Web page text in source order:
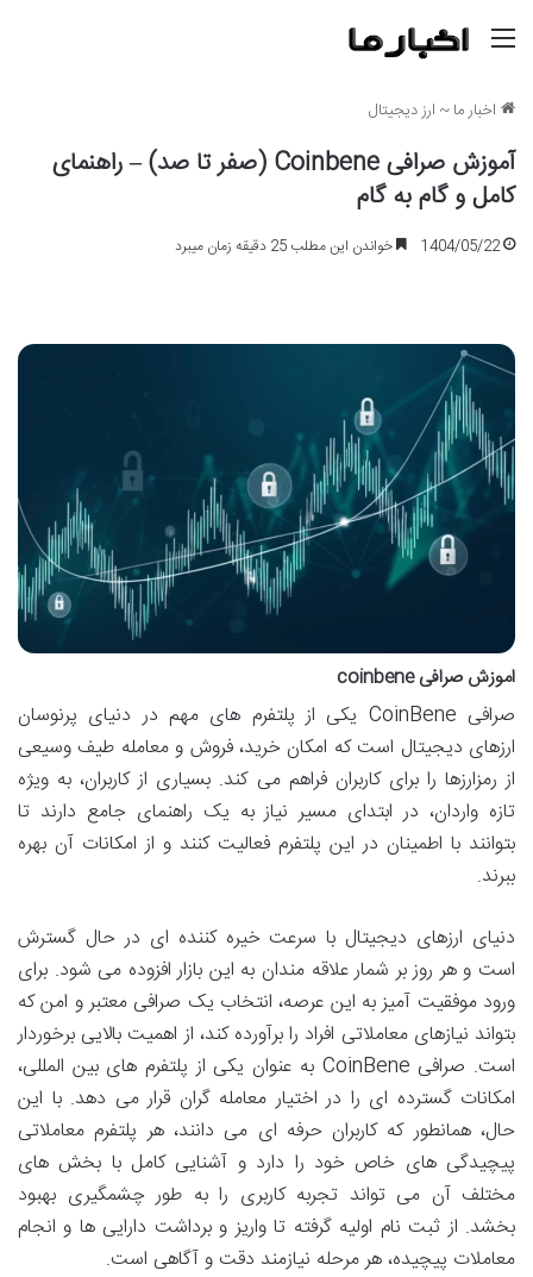
اخبار ما~ ارز دیجیتال
آموزش صرافی Coinbene (صفر تا صد) – راهنمای
کامل و گام به گام
1404/05/22 خواندن این مطلب 25 دقیقه زمان میبرد
اموزش صرافی coinbene
صرافی CoinBene یکی از پلتفرم های مهم در دنیای پرنوسان
ارزهای دیجیتال است که امکان خرید، فروش و معامله طیف وسیعی
از رمزارزها را برای کاربران فراهم می کند. بسیاری از کاربران، به ویژه
تازه واردان، در ابتدای مسیر نیاز به یک راهنمای جامع دارند تا
بتوانند با اطمینان در این پلتفرم فعالیت کنند و از امکانات آن بهره
ببرند.
دنیای ارزهای دیجیتال با سرعت خیره کننده ای در حال گسترش
است و هر روز بر شمار علاقه مندان به این بازار افزوده می شود. برای
ورود موفقیت آمیز به این عرصه، انتخاب یک صرافی معتبر و امن که
بتواند نیازهای معاملاتی افراد را برآورده کند، از اهمیت بالایی برخوردار
است. صرافی CoinBene به عنوان یکی از پلتفرم های بین المللی،
امکانات گسترده ای را در اختیار معامله گران قرار می دهد. با این
حال، همانطور که کاربران حرفه ای می دانند، هر پلتفرم معاملاتی
پیچیدگی های خاص خود را دارد و آشنایی کامل با بخش های
مختلف آن می تواند تجربه کاربری را به طور چشمگیری بهبود
بخشد. از ثبت نام اولیه گرفته تا واریز و برداشت دارایی ها و انجام
معاملات پیچیده، هر مرحله نیازمند دقت و آگاهی است.